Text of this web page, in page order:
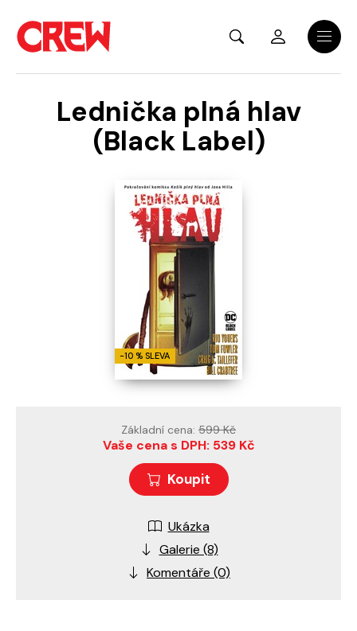
Menu
Lednička plná hlav
(Black Label)
-10 % SLEVA
Základní cena: 599 Kč
Vaše cena s DPH: 539 Kč
Koupit
Ukázka
Galerie (8)
Komentáře (0)